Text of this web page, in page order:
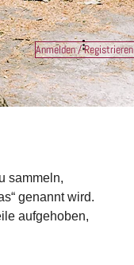
sammeln,
genannt wird.
aufgehoben,
Anmelden / Registrieren